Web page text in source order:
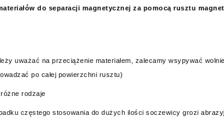
do separacji magnetycznej za pomocą rusztu
uważać na przeciążenie materiałem, zalecamy wsypywać
po całej powierzchni rusztu)
rodzaje
częstego stosowania do dużych ilości soczewicy grozi